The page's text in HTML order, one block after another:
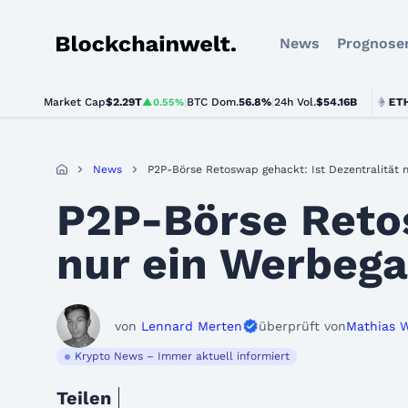
Blockchainwelt News
Market Cap$2.29T▲0.55% BTC Dom.56.8% 24h Vol.$54.16B
BTC$64,843.00▲0.9% ETH
News P2P-Börse Retoswap gehackt: Ist Dezentralität
P2P-Börse
nur ein
von Lennard Merten überprüft vonMathias
Krypto News – Immer aktuell informiert
Teilen